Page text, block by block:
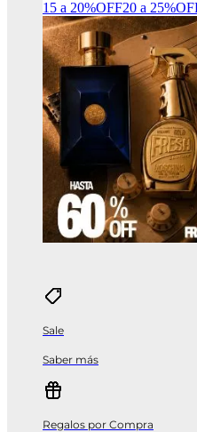
15 a 20%OFF20 a
Sale
Saber más
Regalos por Compra